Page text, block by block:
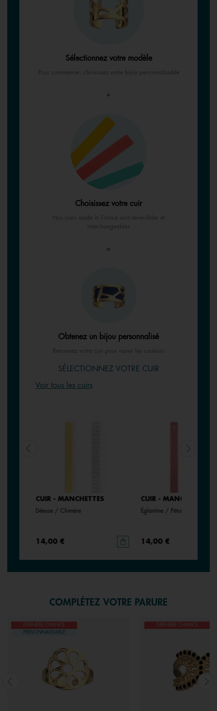
Sélectionnez votre modèle
Pour commencer, choisissez votre bijou personnalisable
+
Choisissez votre cuir
Nos cuirs made in France sont réversibles et
interchangeables
=
Obtenez un bijou personnalisé
Retournez votre cuir pour varier les couleurs
SÉLECTIONNEZ VOTRE CUIR
Voir tous les cuirs
CUIR - MANCHETTES
Déesse / Chimère
14,00 €
CUIR - MANCHETTES
Églantine / Pétunia
14,00 €
COMPLÉTEZ VOTRE PARURE
DERNIÈRE CHANCE
PERSONNALISABLE
DERNIÈRE CHANCE